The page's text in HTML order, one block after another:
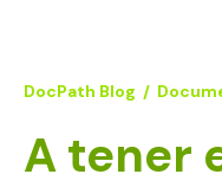
DocPath Blog /
A tener